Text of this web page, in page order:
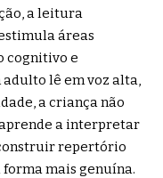
a leitura
áreas
cognitivo e
lê em voz alta,
a criança não
a interpretar
repertório
forma mais genuína.